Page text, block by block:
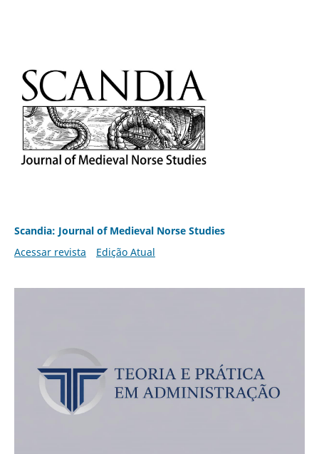
Scandia: Journal of Medieval Norse Studies
Acessar revista
Edição Atual